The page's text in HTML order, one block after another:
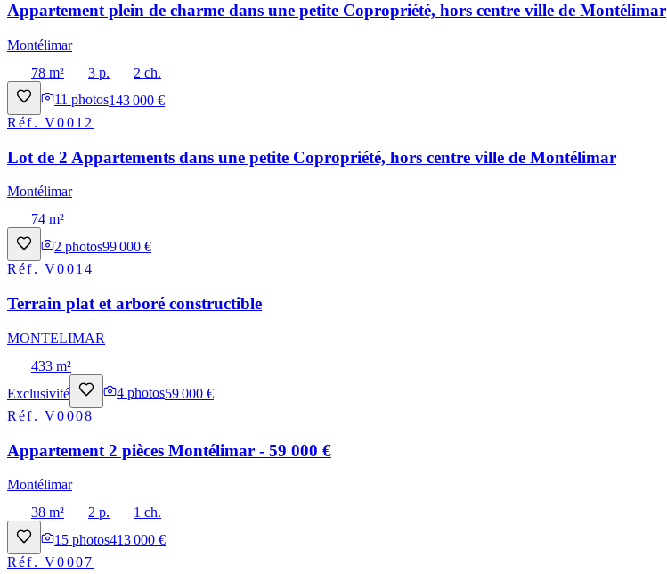
Appartement plein de charme dans une petite Copropriété, hors centre ville de Montélimar
Montélimar
78 m²
3 p.
2 ch.
11 photos143 000 €
Réf.V0012
Lot de 2 Appartements dans une petite Copropriété, hors centre ville de Montélimar
Montélimar
74 m²
2 photos99 000 €
Réf.V0014
Terrain plat et arboré constructible
MONTELIMAR
433 m²
Exclusivité
4 photos59 000 €
Réf.V0008
Appartement 2 pièces Montélimar - 59 000 €
Montélimar
38 m²
2 p.
1 ch.
15 photos413 000 €
Réf.V0007